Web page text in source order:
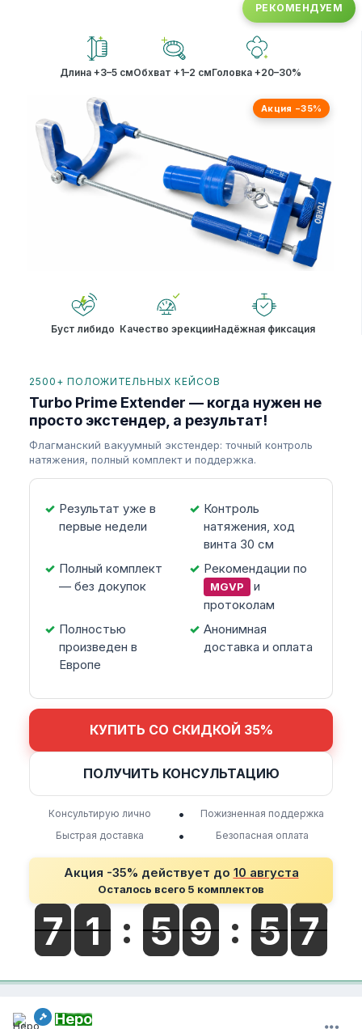
РЕКОМЕНДУЕМ
Длина +3–5 смОбхват +1–2 смГоловка +20–30%
Акция −35%
Буст либидо Качество эрекцииНадёжная фиксация
2500+ ПОЛОЖИТЕЛЬНЫХ КЕЙСОВ
Turbo Prime Extender — когда нужен не
просто экстендер, а результат!
Флагманский вакуумный экстендер: точный контроль
натяжения, полный комплект и поддержка.
Результат уже в
первые недели
Контроль
натяжения, ход
винта 30 см
Полный комплект
— без докупок
Рекомендации по
MGVP
и
протоколам
Полностью
произведен в
Европе
Анонимная
доставка и оплата
КУПИТЬ СО СКИДКОЙ 35%
ПОЛУЧИТЬ КОНСУЛЬТАЦИЮ
Консультирую лично •
Пожизненная поддержка
Быстрая доставка
• Безопасная оплата
Акция -35% действует до 10 августа
Осталось всего 5 комплектов
Неро